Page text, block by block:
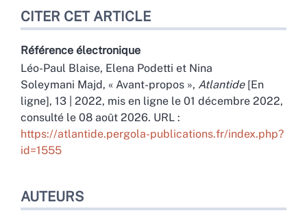
CITER CET ARTICLE
Référence électronique
Léo-Paul Blaise, Elena Podetti et Nina
Soleymani Majd, « Avant-propos », Atlantide[En
ligne], 13 | 2022, mis en ligne le 01 décembre 2022,
consulté le 08 août 2026. URL :
https://atlantide.pergola-publications.fr/index.php?
id=1555
AUTEURS